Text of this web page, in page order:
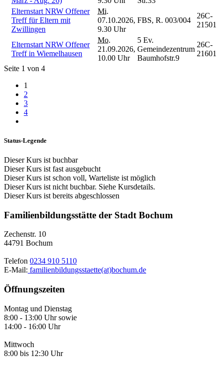
Elternstart NRW Offener
Treff für Eltern mit
Zwillingen
Mi.
07.10.2026,
9.30 Uhr
FBS, R. 003/004
26C-
21501
Elternstart NRW Offener
Treff in Wiemelhausen
Mo.
21.09.2026,
10.00 Uhr
5 Ev.
Gemeindezentrum
Baumhofstr.9
26C-
21601
Seite 1 von 4
1
2
3
4
Status-Legende
Dieser Kurs ist buchbar
Dieser Kurs ist fast ausgebucht
Dieser Kurs ist schon voll, Warteliste ist möglich
Dieser Kurs ist nicht buchbar. Siehe Kursdetails.
Dieser Kurs ist bereits abgeschlossen
Familienbildungsstätte der Stadt Bochum
Zechenstr. 10
44791 Bochum
Telefon 0234 910 5110
E-Mail: familienbildungsstaette(at)bochum.de
Öffnungszeiten
Montag und Dienstag
8:00 - 13:00 Uhr sowie
14:00 - 16:00 Uhr
Mittwoch
8:00 bis 12:30 Uhr